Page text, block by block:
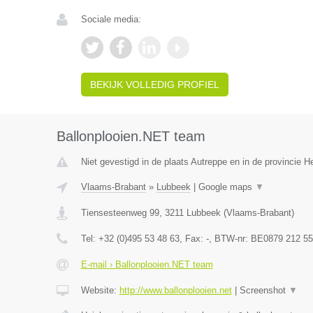
Sociale media:
BEKIJK VOLLEDIG PROFIEL
Ballonplooien.NET team
Niet gevestigd in de plaats Autreppe en in de provincie
Vlaams-Brabant» Lubbeek| Google maps ▼
Tiensesteenweg 99, 3211 Lubbeek(Vlaams-Brabant)
Tel: +32 (0)495 53 48 63, Fax: -, BTW-nr: BE0879 212
E-mail › Ballonplooien.NET team
Website: http://www.ballonplooien.net| Screenshot ▼